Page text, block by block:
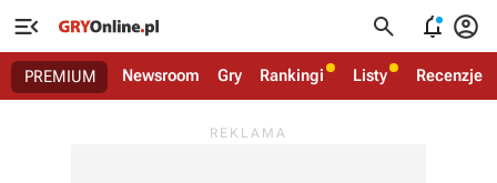
   
PREMIUM Newsroom Gry Rankingi Listy Recenzje